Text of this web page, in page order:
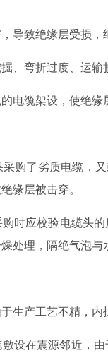
致绝缘层受损，继
弯折过度、运输
缆架设，使绝缘
了劣质电缆，又
缘层被击穿。
应校验电缆头的
处理，隔绝气泡与
产工艺不精，内
在震源邻近，由